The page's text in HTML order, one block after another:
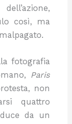
così, ma
fotografia
Paris
non
quattro
da un